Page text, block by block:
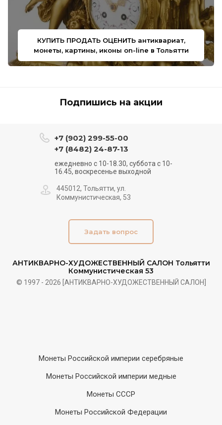
КУПИТЬ ПРОДАТЬ ОЦЕНИТЬ антиквариат,
монеты, картины, иконы on-line в Тольятти
Подпишись на акции
АНТИКВАРНО-ХУДОЖЕСТВЕННЫЙ САЛОН Тольятти
Коммунистическая 53
© 1997 - 2026 [АНТИКВАРНО-ХУДОЖЕСТВЕННЫЙ САЛОН]
+7 (902) 299-55-00
+7 (8482) 24-87-13
ежедневно с 10-18.30, суббота с 10-
16.45, воскресенье выходной
445012, Тольятти, ул.
Коммунистическая, 53
Задать вопрос
Монеты Российской империи серебряные
Монеты Российской империи медные
Монеты СССР
Монеты Российской Федерации